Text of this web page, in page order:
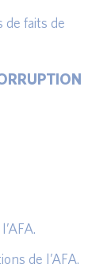
faits de
de l’AFA.